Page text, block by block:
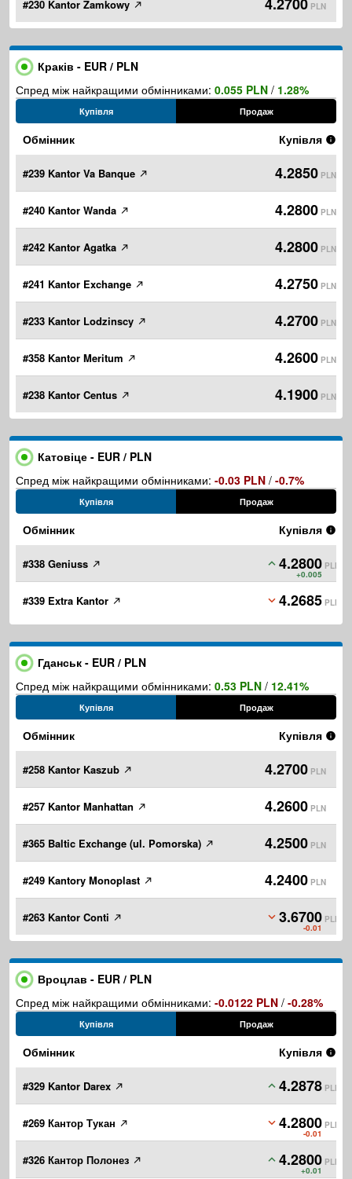
#230 Kantor Zamkowy 4.2700 PLN
Краків - EUR / PLN
Спред між найкращими обмінниками: 0.055 PLN / 1.28%
Купівля Продаж
Обмінник Купівля
#239 Kantor Va Banque 4.2850 PLN
#240 Kantor Wanda 4.2800 PLN
#242 Kantor Agatka 4.2800 PLN
#241 Kantor Exchange 4.2750 PLN
#233 Kantor Lodzinscy 4.2700 PLN
#358 Kantor Meritum 4.2600 PLN
#238 Kantor Centus 4.1900 PLN
Катовіце - EUR / PLN
Спред між найкращими обмінниками: -0.03 PLN / -0.7%
Купівля Продаж
Обмінник Купівля
#338 Geniuss 4.2800
+0.005
PLN
#339 Extra Kantor 4.2685 PLN
Гданськ - EUR / PLN
Спред між найкращими обмінниками: 0.53 PLN / 12.41%
Купівля Продаж
Обмінник Купівля
#258 Kantor Kaszub 4.2700 PLN
#257 Kantor Manhattan 4.2600 PLN
#365 Baltic Exchange (ul. Pomorska) 4.2500 PLN
#249 Kantory Monoplast 4.2400 PLN
#263 Kantor Conti 3.6700
-0.01
PLN
Вроцлав - EUR / PLN
Спред між найкращими обмінниками: -0.0122 PLN / -0.28%
Купівля Продаж
Обмінник Купівля
#329 Kantor Darex 4.2878 PLN
#269 Кантор Тукан 4.2800
-0.01
PLN
#326 Кантор Полонез 4.2800
+0.01
PLN